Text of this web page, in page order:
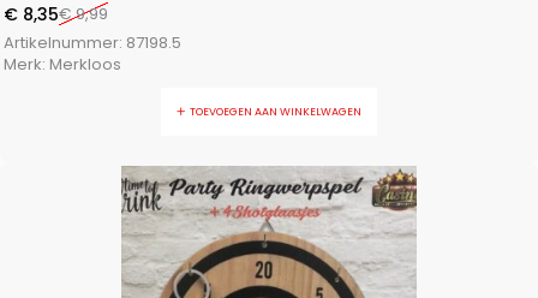
€9,99
€ 8,35
Artikelnummer: 87198.5
Merk: Merkloos
TOEVOEGEN AAN WINKELWAGEN